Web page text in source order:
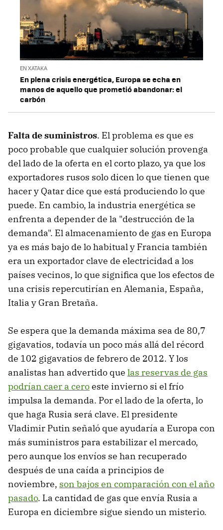
EN XATAKA
En plena crisis energética, Europa se echa en
manos de aquello que prometió abandonar: el
carbón
Falta de suministros. El problema es que es
poco probable que cualquier solución provenga
del lado de la oferta en el corto plazo, ya que los
exportadores rusos solo dicen lo que tienen que
hacer y Qatar dice que está produciendo lo que
puede. En cambio, la industria energética se
enfrenta a depender de la "destrucción de la
demanda". El almacenamiento de gas en Europa
ya es más bajo de lo habitual y Francia también
era un exportador clave de electricidad a los
países vecinos, lo que significa que los efectos de
una crisis repercutirían en Alemania, España,
Italia y Gran Bretaña.
Se espera que la demanda máxima sea de 80,7
gigavatios, todavía un poco más allá del récord
de 102 gigavatios de febrero de 2012. Y los
analistas han advertido que las reservas de gas
podrían caer a ceroeste invierno si el frío
impulsa la demanda. Por el lado de la oferta, lo
que haga Rusia será clave. El presidente
Vladimir Putin señaló que ayudaría a Europa con
más suministros para estabilizar el mercado,
pero aunque los envíos se han recuperado
después de una caída a principios de
noviembre, son bajos en comparación con el año
pasado. La cantidad de gas que envía Rusia a
Europa en diciembre sigue siendo un misterio.